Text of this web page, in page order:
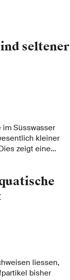
seltener
Süsswasser
kleiner
zeigt eine
einem
liessen,
bisher